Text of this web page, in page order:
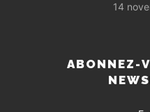
14
ABONNEZ-